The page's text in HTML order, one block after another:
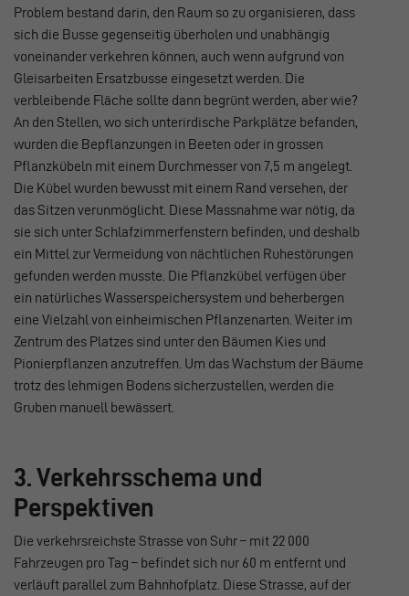
Problem bestand darin, den Raum so zu organisieren, dass
sich die Busse gegenseitig überholen und unabhängig
voneinander verkehren können, auch wenn aufgrund von
Gleisarbeiten Ersatzbusse eingesetzt werden. Die
verbleibende Fläche sollte dann begrünt werden, aber wie?
An den Stellen, wo sich unterirdische Parkplätze befanden,
wurden die Bepflanzungen in Beeten oder in grossen
Pflanzkübeln mit einem Durchmesser von 7,5 m angelegt.
Die Kübel wurden bewusst mit einem Rand versehen, der
das Sitzen verunmöglicht. Diese Massnahme war nötig, da
sie sich unter Schlafzimmerfenstern befinden, und deshalb
ein Mittel zur Vermeidung von nächtlichen Ruhestörungen
gefunden werden musste. Die Pflanzkübel verfügen über
ein natürliches Wasserspeichersystem und beherbergen
eine Vielzahl von einheimischen Pflanzenarten. Weiter im
Zentrum des Platzes sind unter den Bäumen Kies und
Pionierpflanzen anzutreffen. Um das Wachstum der Bäume
trotz des lehmigen Bodens sicherzustellen, werden die
Gruben manuell bewässert.
3. Verkehrsschema und
Perspektiven
Die verkehrsreichste Strasse von Suhr – mit 22 000
Fahrzeugen pro Tag – befindet sich nur 60 m entfernt und
verläuft parallel zum Bahnhofplatz. Diese Strasse, auf der